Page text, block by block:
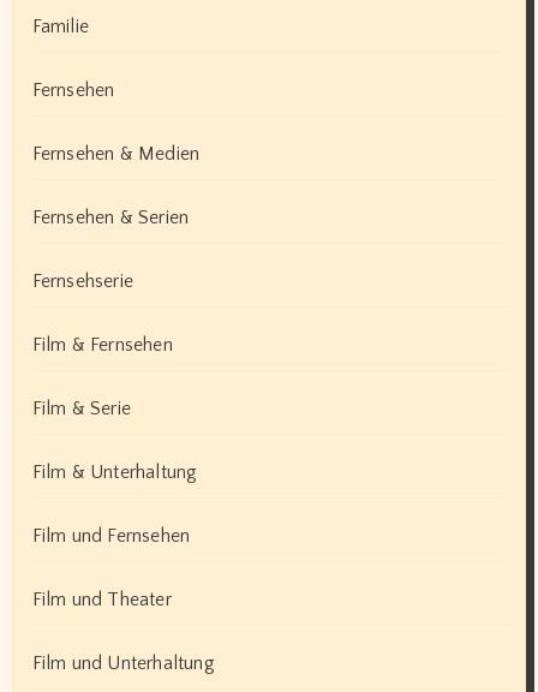
Familie
Fernsehen
Fernsehen & Medien
Fernsehen & Serien
Fernsehserie
Film & Fernsehen
Film & Serie
Film & Unterhaltung
Film und Fernsehen
Film und Theater
Film und Unterhaltung